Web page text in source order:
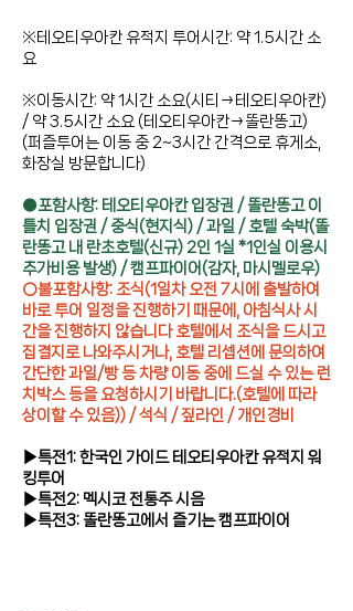
※테오티우아칸 유적지 투어시간: 약 1.5시간 소
요
※이동시간: 약 1시간 소요(시티→테오티우아칸)
/ 약 3.5시간 소요 (테오티우아칸→똘란똥고)
(퍼즐투어는 이동 중 2~3시간 간격으로 휴게소,
화장실 방문합니다)
●포함사항: 테오티우아칸 입장권 / 똘란똥고 이
틀치 입장권 / 중식(현지식) / 과일 / 호텔 숙박(똘
란똥고 내 란초호텔(신규) 2인 1실 *1인실 이용시
추가비용 발생) / 캠프파이어(감자, 마시멜로우)
○불포함사항: 조식(1일차 오전 7시에 출발하여
바로 투어 일정을 진행하기 때문에, 아침식사 시
간을 진행하지 않습니다 호텔에서 조식을 드시고
집결지로 나와주시거나, 호텔 리셉션에 문의하여
간단한 과일/빵 등 차량 이동 중에 드실 수 있는 런
치박스 등을 요청하시기 바랍니다.(호텔에 따라
상이할 수 있음)) / 석식 / 짚라인 / 개인경비 ​
▶특전1: 한국인 가이드 테오티우아칸 유적지 워
킹투어
▶특전2: 멕시코 전통주 시음
▶특전3: 똘란똥고에서 즐기는 캠프파이어